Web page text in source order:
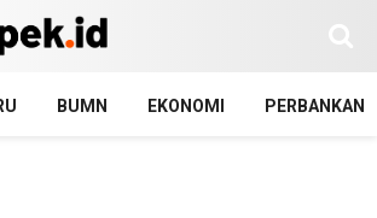
BUMN EKONOMI PERBANKAN